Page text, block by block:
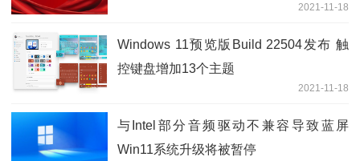
2021-11-18
Windows 11预览版Build 22504发布 触
控键盘增加13个主题
2021-11-18
与Intel部分音频驱动不兼容导致蓝屏
Win11系统升级将被暂停